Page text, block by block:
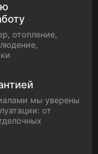
отопление,
мы уверены
от